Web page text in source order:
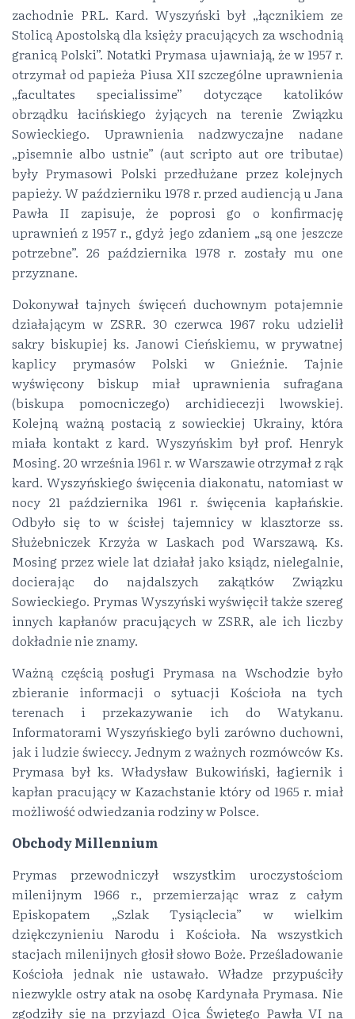
zachodnie PRL. Kard. Wyszyński był „łącznikiem ze
Stolicą Apostolską dla księży pracujących za wschodnią
granicą Polski”. Notatki Prymasa ujawniają, że w 1957 r.
otrzymał od papieża Piusa XII szczególne uprawnienia
„facultates specialissime” dotyczące katolików
obrządku łacińskiego żyjących na terenie Związku
Sowieckiego. Uprawnienia nadzwyczajne nadane
„pisemnie albo ustnie” (aut scripto aut ore tributae)
były Prymasowi Polski przedłużane przez kolejnych
papieży. W październiku 1978 r. przed audiencją u Jana
Pawła II zapisuje, że poprosi go o konfirmację
uprawnień z 1957 r., gdyż jego zdaniem „są one jeszcze
potrzebne”. 26 października 1978 r. zostały mu one
przyznane.
Dokonywał tajnych święceń duchownym potajemnie
działającym w ZSRR. 30 czerwca 1967 roku udzielił
sakry biskupiej ks. Janowi Cieńskiemu, w prywatnej
kaplicy prymasów Polski w Gnieźnie. Tajnie
wyświęcony biskup miał uprawnienia sufragana
(biskupa pomocniczego) archidiecezji lwowskiej.
Kolejną ważną postacią z sowieckiej Ukrainy, która
miała kontakt z kard. Wyszyńskim był prof. Henryk
Mosing. 20 września 1961 r. w Warszawie otrzymał z rąk
kard. Wyszyńskiego święcenia diakonatu, natomiast w
nocy 21 października 1961 r. święcenia kapłańskie.
Odbyło się to w ścisłej tajemnicy w klasztorze ss.
Służebniczek Krzyża w Laskach pod Warszawą. Ks.
Mosing przez wiele lat działał jako ksiądz, nielegalnie,
docierając do najdalszych zakątków Związku
Sowieckiego. Prymas Wyszyński wyświęcił także szereg
innych kapłanów pracujących w ZSRR, ale ich liczby
dokładnie nie znamy.
Ważną częścią posługi Prymasa na Wschodzie było
zbieranie informacji o sytuacji Kościoła na tych
terenach i przekazywanie ich do Watykanu.
Informatorami Wyszyńskiego byli zarówno duchowni,
jak i ludzie świeccy. Jednym z ważnych rozmówców Ks.
Prymasa był ks. Władysław Bukowiński, łagiernik i
kapłan pracujący w Kazachstanie który od 1965 r. miał
możliwość odwiedzania rodziny w Polsce.
Obchody Millennium
Prymas przewodniczył wszystkim uroczystościom
milenijnym 1966 r., przemierzając wraz z całym
Episkopatem „Szlak Tysiąclecia” w wielkim
dziękczynieniu Narodu i Kościoła. Na wszystkich
stacjach milenijnych głosił słowo Boże. Prześladowanie
Kościoła jednak nie ustawało. Władze przypuściły
niezwykle ostry atak na osobę Kardynała Prymasa. Nie
zgodziły się na przyjazd Ojca Świętego Pawła VI na